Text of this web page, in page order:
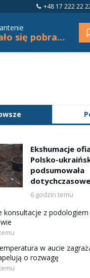
+48 17 222 22
Nie udało się pobrać tytułu.
Ekshumacje
Polsko-
podsumowała
6 godzin temu
konsultacje z podologiem
w aucie
o rozwagę